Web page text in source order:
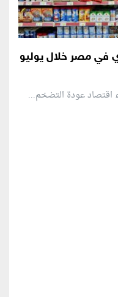
في مصر خلال يوليو
عودة التضخم...